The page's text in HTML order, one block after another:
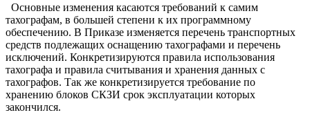
Основные изменения касаются требований к самим
тахографам, в большей степени к их программному
обеспечению. В Приказе изменяется перечень транспортных
средств подлежащих оснащению тахографами и перечень
исключений. Конкретизируются правила использования
тахографа и правила считывания и хранения данных с
тахографов. Так же конкретизируется требование по
хранению блоков СКЗИ срок эксплуатации которых
закончился.